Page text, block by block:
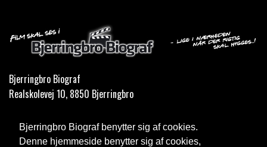
Bjerringbro Biograf benytter sig af cookies.
Denne hjemmeside benytter sig af cookies,
Bjerringbro Biograf
Realskolevej 10, 8850 Bjerringbro
Telefon:35 11 59 59
Email: info@bjerringbrobiograf.dk